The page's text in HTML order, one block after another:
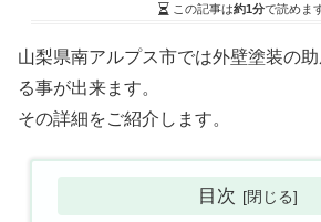
この記事は約1分で読めま
山梨県南アルプス市では外壁塗装の
る事が出来ます。
その詳細をご紹介します。
目次